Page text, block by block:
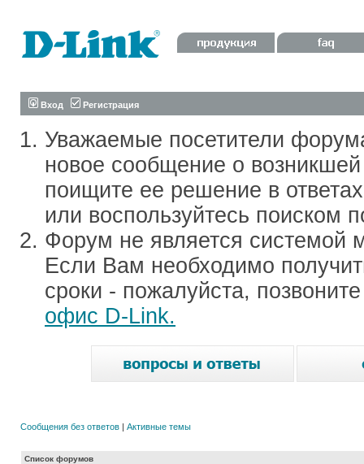
Вход Регистрация
Уважаемые посетители
новое сообщение о
поищите ее решение в
или воспользуйтесь поиском
Форум не является системой
Если Вам необходимо
сроки - пожалуйста,
офис D-Link.
Сообщения без ответов | Активные темы
Список форумов